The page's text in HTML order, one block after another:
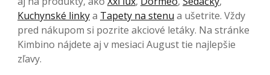
Kuchynské linkya Tapety na stenu a ušetrite. Vždy
pred nákupom si pozrite akciové letáky. Na stránke
Kimbino nájdete aj v mesiaci August tie najlepšie
zľavy.